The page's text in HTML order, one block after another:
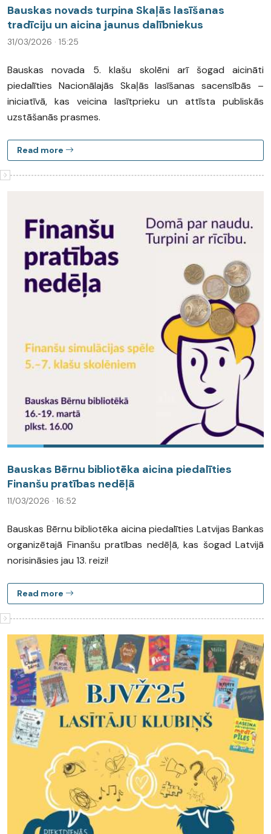
Bauskas novads turpina Skaļās lasīšanas
tradīciju un aicina jaunus dalībniekus
31/03/2026 · 15:25
Bauskas novada 5. klašu skolēni arī šogad aicināti
piedalīties Nacionālajās Skaļās lasīšanas sacensībās –
iniciatīvā, kas veicina lasītprieku un attīsta publiskās
uzstāšanās prasmes.
Read more
Bauskas Bērnu bibliotēka aicina piedalīties
Finanšu pratības nedēļā
11/03/2026 · 16:52
Bauskas Bērnu bibliotēka aicina piedalīties Latvijas Bankas
organizētajā Finanšu pratības nedēļā, kas šogad Latvijā
norisināsies jau 13. reizi!
Read more